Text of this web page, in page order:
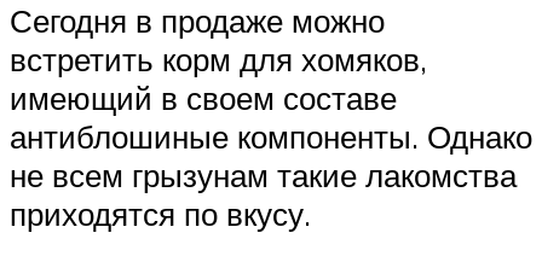
Сегодня в продаже можно
встретить корм для хомяков,
имеющий в своем составе
антиблошиные компоненты. Однако
не всем грызунам такие лакомства
приходятся по вкусу.